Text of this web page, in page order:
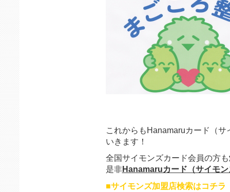
これからもHanamaruカード（
いきます！
全国サイモンズカード会員の方も
是非Hanamaruカード（サイモン
■サイモンズ加盟店検索はコチラ